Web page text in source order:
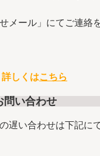
メール」にてご連絡
詳しくはこちら
問い合わせ
遅い合わせは下記に